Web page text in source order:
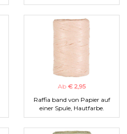
Ab € 2,95
Raffia band von Papier auf
einer Spule, Hautfarbe.